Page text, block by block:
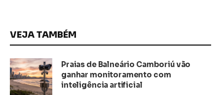
VEJA TAMBÉM
Praias de Balneário Camboriú vão
ganhar monitoramento com
inteligência artificial